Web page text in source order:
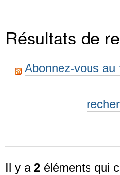
Résultats de
Abonnez-vous
Il y a2 éléments qui